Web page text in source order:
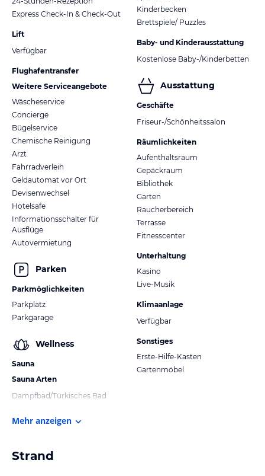
Express Check-In & Check-Out
Lift
Verfügbar
Flughafentransfer
Weitere Serviceangebote
Wäscheservice
Concierge
Bügelservice
Chemische Reinigung
Arzt
Fahrradverleih
Geldautomat vor Ort
Devisenwechsel
Hotelsafe
Informationsschalter für
Ausflüge
Autovermietung
Parken
Parkmöglichkeiten
Parkplatz
Parkgarage
Wellness
Sauna
Sauna Arten
Dampfbad/Türkisches Bad
Kinderbecken
Brettspiele/ Puzzles
Baby- und Kinderausstattung
Kostenlose Baby-/Kinderbetten
Ausstattung
Geschäfte
Friseur-/Schönheitssalon
Räumlichkeiten
Aufenthaltsraum
Gepäckraum
Bibliothek
Garten
Raucherbereich
Terrasse
Fitnesscenter
Unterhaltung
Kasino
Live-Musik
Klimaanlage
Verfügbar
Sonstiges
Erste-Hilfe-Kasten
Gartenmöbel
Mehr anzeigen
Strand